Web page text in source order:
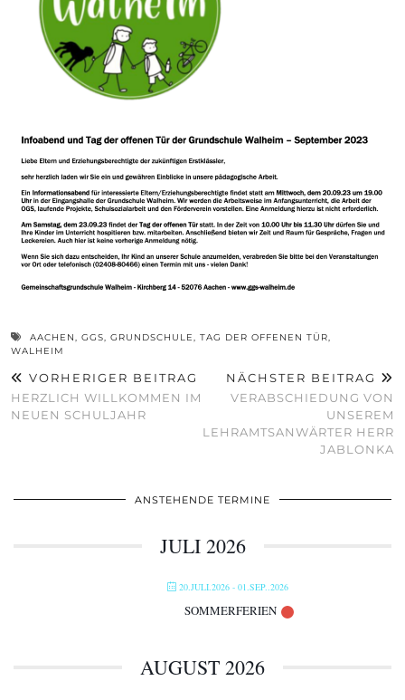
AACHEN, GGS, GRUNDSCHULE, TAG DER OFFENEN TÜR,
WALHEIM
VORHERIGER BEITRAG
HERZLICH WILLKOMMEN IM
NEUEN SCHULJAHR
NÄCHSTER BEITRAG
VERABSCHIEDUNG VON
UNSEREM
LEHRAMTSANWÄRTER HERR
JABLONKA
ANSTEHENDE TERMINE
JULI 2026
20.JULI.2026 - 01.SEP..2026
SOMMERFERIEN
AUGUST 2026